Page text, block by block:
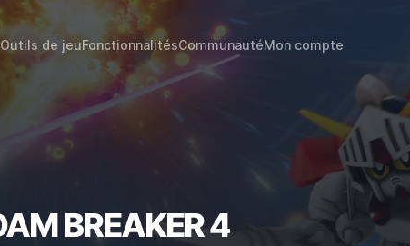
Outils de jeuFonctionnalitésCommunautéMon compte
BREAKER 4